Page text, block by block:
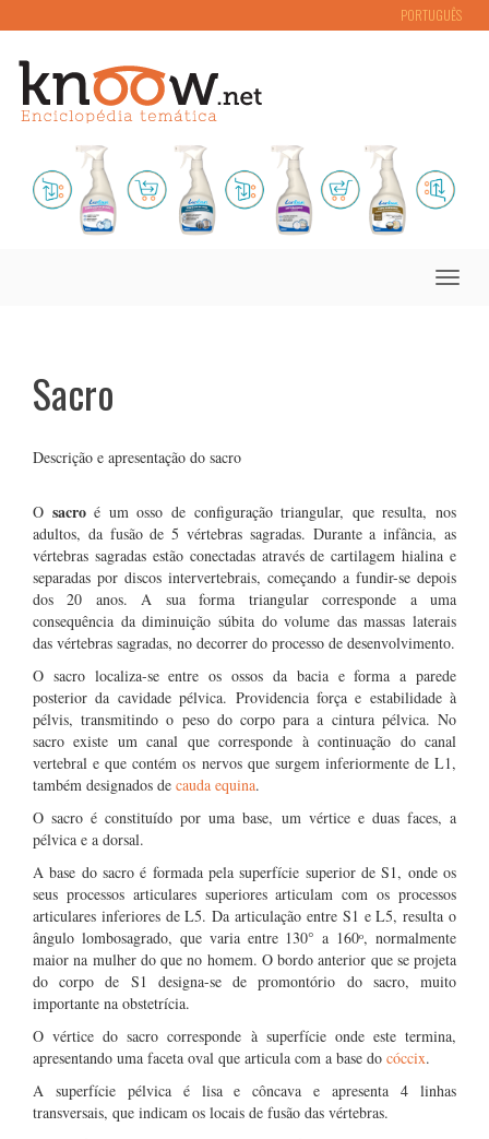
PORTUGUÊS
Toggle
Sacro
Descrição e apresentação do sacro
O sacroé um osso de configuração triangular, que resulta, nos
adultos, da fusão de 5 vértebras sagradas. Durante a infância, as
vértebras sagradas estão conectadas através de cartilagem hialina e
separadas por discos intervertebrais, começando a fundir-se depois
dos 20 anos. A sua forma triangular corresponde a uma
consequência da diminuição súbita do volume das massas laterais
das vértebras sagradas, no decorrer do processo de desenvolvimento.
O sacro localiza-se entre os ossos da bacia e forma a parede
posterior da cavidade pélvica. Providencia força e estabilidade à
pélvis, transmitindo o peso do corpo para a cintura pélvica. No
sacro existe um canal que corresponde à continuação do canal
vertebral e que contém os nervos que surgem inferiormente de L1,
também designados de cauda equina.
O sacro é constituído por uma base, um vértice e duas faces, a
pélvica e a dorsal.
A base do sacro é formada pela superfície superior de S1, onde os
seus processos articulares superiores articulam com os processos
articulares inferiores de L5. Da articulação entre S1 e L5, resulta o
ângulo lombosagrado, que varia entre 130° a 160ᵒ, normalmente
maior na mulher do que no homem. O bordo anterior que se projeta
do corpo de S1 designa-se de promontório do sacro, muito
importante na obstetrícia.
O vértice do sacro corresponde à superfície onde este termina,
apresentando uma faceta oval que articula com a base do cóccix.
A superfície pélvica é lisa e côncava e apresenta 4 linhas
transversais, que indicam os locais de fusão das vértebras.